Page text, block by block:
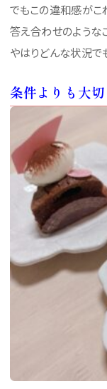
でもこの違和感がこ
答え合わせのような
やはりどんな状況で
条件よりも大